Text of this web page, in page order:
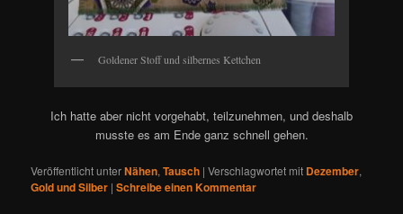
Goldener Stoff und silbernes Kettchen
Ich hatte aber nicht vorgehabt, teilzunehmen, und deshalb
musste es am Ende ganz schnell gehen.
Veröffentlicht unterNähen,Tausch |Verschlagwortet mit Dezember,
Gold und Silber |Schreibe einen Kommentar